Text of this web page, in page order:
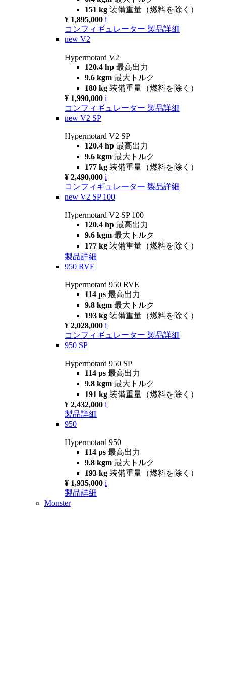
151 kg 装備重量（燃料を除く）
¥ 1,895,000 i
コンフィギュレーター 製品詳細
new V2
Hypermotard V2
120.4 hp 最高出力
9.6 kgm 最大トルク
180 kg 装備重量（燃料を除く）
¥ 1,990,000 i
コンフィギュレーター 製品詳細
new V2 SP
Hypermotard V2 SP
120.4 hp 最高出力
9.6 kgm 最大トルク
177 kg 装備重量（燃料を除く）
¥ 2,490,000 i
コンフィギュレーター 製品詳細
new V2 SP 100
Hypermotard V2 SP 100
120.4 hp 最高出力
9.6 kgm 最大トルク
177 kg 装備重量（燃料を除く）
製品詳細
950 RVE
Hypermotard 950 RVE
114 ps 最高出力
9.8 kgm 最大トルク
193 kg 装備重量（燃料を除く）
¥ 2,028,000 i
コンフィギュレーター 製品詳細
950 SP
Hypermotard 950 SP
114 ps 最高出力
9.8 kgm 最大トルク
191 kg 装備重量（燃料を除く）
¥ 2,432,000 i
製品詳細
950
Hypermotard 950
114 ps 最高出力
9.8 kgm 最大トルク
193 kg 装備重量（燃料を除く）
¥ 1,935,000 i
製品詳細
Monster